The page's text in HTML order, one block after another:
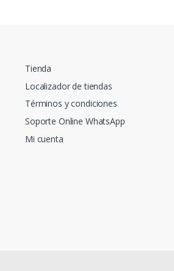
Tienda
Localizador de tiendas
Términos y condiciones
Soporte Online WhatsApp
Mi cuenta